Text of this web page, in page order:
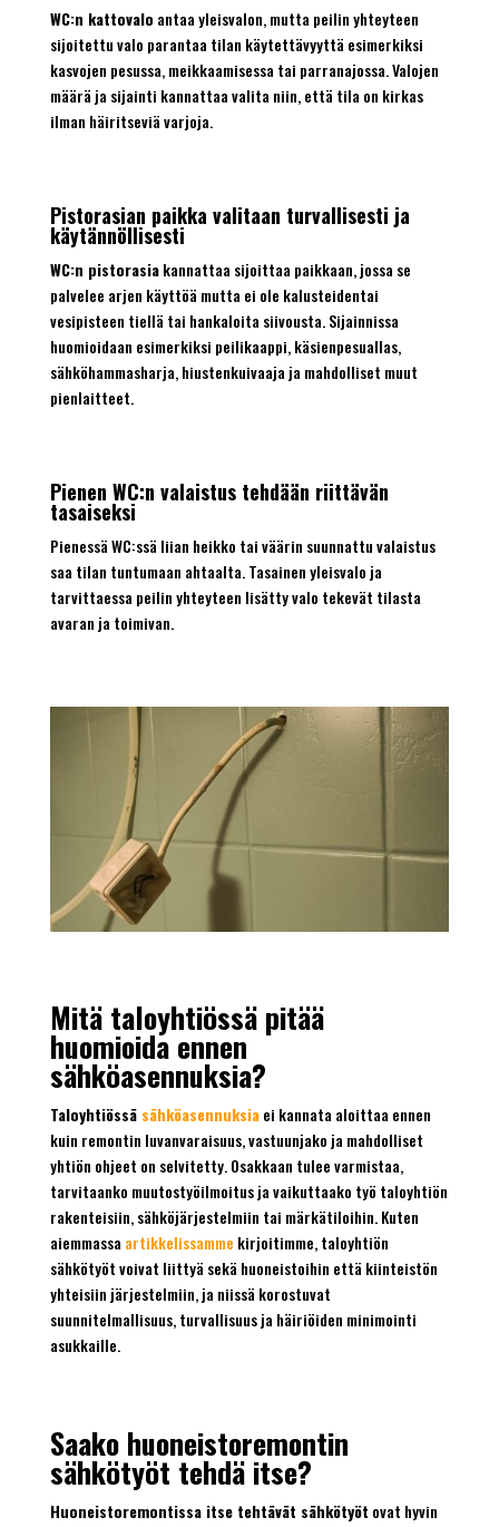
WC:n kattovalo antaa yleisvalon, mutta peilin yhteyteen
sijoitettu valo parantaa tilan käytettävyyttä esimerkiksi
kasvojen pesussa, meikkaamisessa tai parranajossa. Valojen
määrä ja sijainti kannattaa valita niin, että tila on kirkas
ilman häiritseviä varjoja.
Pistorasian paikka valitaan turvallisesti ja
käytännöllisesti
WC:n pistorasiakannattaa sijoittaa paikkaan, jossa se
palvelee arjen käyttöä mutta ei ole kalusteidentai
vesipisteen tiellä tai hankaloita siivousta. Sijainnissa
huomioidaan esimerkiksi peilikaappi, käsienpesuallas,
sähköhammasharja, hiustenkuivaaja ja mahdolliset muut
pienlaitteet.
Pienen WC:n valaistus tehdään riittävän
tasaiseksi
Pienessä WC:ssä liian heikko tai väärin suunnattu valaistus
saa tilan tuntumaan ahtaalta. Tasainen yleisvalo ja
tarvittaessa peilin yhteyteen lisätty valo tekevät tilasta
avaran ja toimivan.
Mitä taloyhtiössä pitää
huomioida ennen
sähköasennuksia?
Taloyhtiössä sähköasennuksiaei kannata aloittaa ennen
kuin remontin luvanvaraisuus, vastuunjako ja mahdolliset
yhtiön ohjeet on selvitetty. Osakkaan tulee varmistaa,
tarvitaanko muutostyöilmoitus ja vaikuttaako työ taloyhtiön
rakenteisiin, sähköjärjestelmiin tai märkätiloihin. Kuten
aiemmassa artikkelissamme kirjoitimme, taloyhtiön
sähkötyöt voivat liittyä sekä huoneistoihin että kiinteistön
yhteisiin järjestelmiin, ja niissä korostuvat
suunnitelmallisuus, turvallisuus ja häiriöiden minimointi
asukkaille.
Saako huoneistoremontin
sähkötyöt tehdä itse?
Huoneistoremontissa itse tehtävät sähkötyöt ovat hyvin